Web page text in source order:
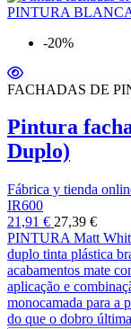
-20%
FACHADAS DE
Pintura
Duplo)
Fábrica y tienda
IR600
21,91 € 27,39 €
PINTURA Matt
duplo tinta plástica
acabamentos mate
aplicação e
monocamada para a
do que o dobro